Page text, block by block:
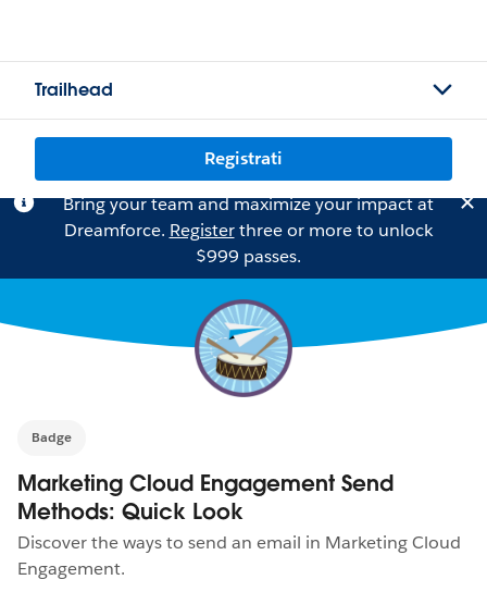
Trailhead
Registrati
Bring your team and maximize your impact at
Dreamforce. Registerthree or more to unlock
$999 passes.
Badge
Marketing Cloud Engagement Send
Methods: Quick Look
Discover the ways to send an email in Marketing Cloud
Engagement.